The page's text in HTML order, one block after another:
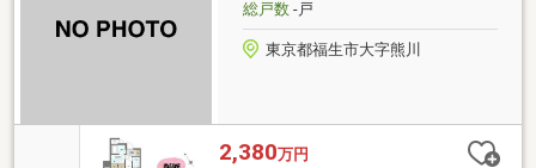
総戸数-戸
東京都福生市大字熊川
2,380万円